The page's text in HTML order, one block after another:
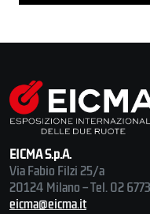
EICMA S.p.A.
Via Fabio Filzi 25/a
20124 Milano – Tel. 02
eicma@eicma.it